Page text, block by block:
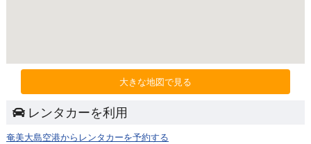
大きな地図で見る
レンタカーを利用
奄美大島空港からレンタカーを予約する